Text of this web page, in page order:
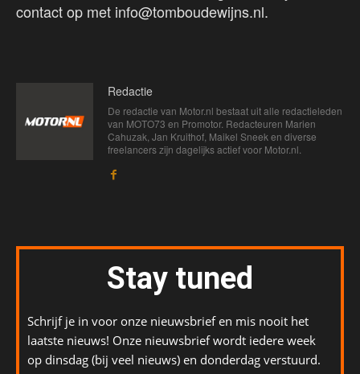
contact op met info@tomboudewijns.nl.
Redactie
De redactie van Motor.nl bestaat uit alle redactieleden
van MOTO73 en Promotor. Redacteuren Marien
Cahuzak, Jan Kruithof, Maikel Sneek en diverse
freelancers zijn dagelijks actief voor Motor.nl.
Stay tuned
Schrijf je in voor onze nieuwsbrief en mis nooit het
laatste nieuws! Onze nieuwsbrief wordt iedere week
op dinsdag (bij veel nieuws) en donderdag verstuurd.